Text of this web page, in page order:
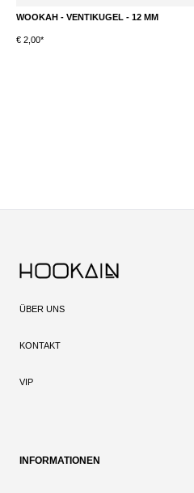
WOOKAH - VENTIKUGEL - 12 MM
€ 2,00*
ÜBER UNS
KONTAKT
VIP
INFORMATIONEN